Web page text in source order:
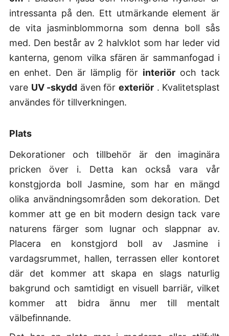
intressanta på den. Ett utmärkande element är
de vita jasminblommorna som denna boll sås
med. Den består av 2 halvklot som har leder vid
kanterna, genom vilka sfären är sammanfogad i
en enhet. Den är lämplig för interiör och tack
vare UV -skydd även för exteriör. Kvalitetsplast
användes för tillverkningen.
Plats
Dekorationer och tillbehör är den imaginära
pricken över i. Detta kan också vara vår
konstgjorda boll Jasmine, som har en mängd
olika användningsområden som dekoration. Det
kommer att ge en bit modern design tack vare
naturens färger som lugnar och slappnar av.
Placera en konstgjord boll av Jasmine i
vardagsrummet, hallen, terrassen eller kontoret
där det kommer att skapa en slags naturlig
bakgrund och samtidigt en visuell barriär, vilket
kommer att bidra ännu mer till mentalt
välbefinnande.